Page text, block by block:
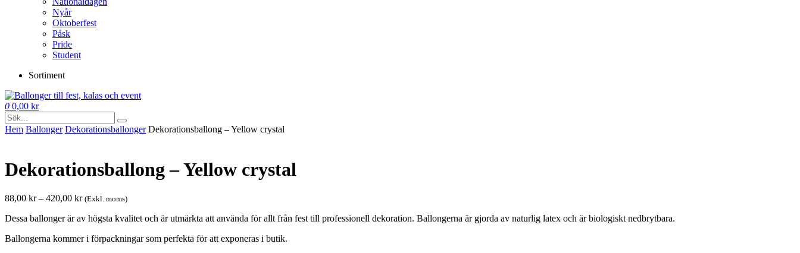
Nyår
Oktoberfest
Påsk
Pride
Student
Sortiment
0 0,00 kr
Hem Ballonger Dekorations­ballonger Dekorationsballong – Yellow crystal
Dekorationsballong – Yellow crystal
88,00 kr – 420,00 krPrisintervall:
till
(Exkl. moms)
Dessa ballonger är av högsta kvalitet och är utmärkta att använda för allt från fest till professionell dekoration. Ballongerna är gjorda av naturlig latex och är biologiskt nedbrytbara.
Ballongerna kommer i förpackningar som perfekta för att exponeras i butik.